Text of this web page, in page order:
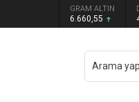
GRAM ALTIN
6.660,55